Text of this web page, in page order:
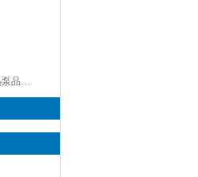
地源热泵哪个牌子好？地源热泵品牌推荐:特灵地源热泵